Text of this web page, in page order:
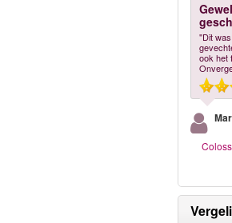
"Dit
ook het